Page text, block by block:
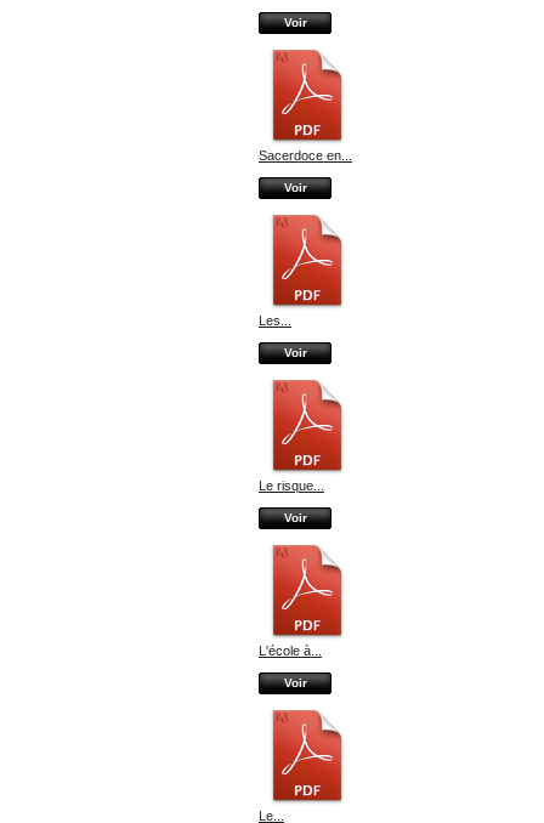
Voir
Sacerdoce en...
Voir
Les...
Voir
Le risque...
Voir
L'école à...
Voir
Le...